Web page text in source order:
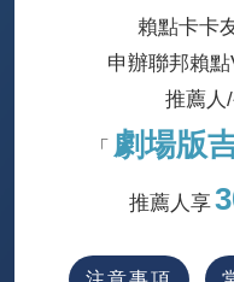
賴點卡卡
申辦聯邦賴
推薦人
「 劇場版
推薦人享